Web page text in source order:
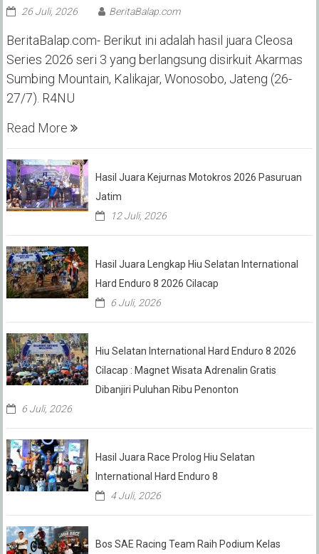
26 Juli, 2026 BeritaBalap.com
BeritaBalap.com- Berikut ini adalah hasil juara Cleosa
Series 2026 seri 3 yang berlangsung disirkuit Akarmas
Sumbing Mountain, Kalikajar, Wonosobo, Jateng (26-
27/7). R4NU
Read More
Hasil Juara Kejurnas Motokros 2026 Pasuruan
Jatim
12 Juli, 2026
Hasil Juara Lengkap Hiu Selatan International
Hard Enduro 8 2026 Cilacap
6 Juli, 2026
Hiu Selatan International Hard Enduro 8 2026
Cilacap : Magnet Wisata Adrenalin Gratis
Dibanjiri Puluhan Ribu Penonton
6 Juli, 2026
Hasil Juara Race Prolog Hiu Selatan
International Hard Enduro 8
4 Juli, 2026
Bos SAE Racing Team Raih Podium Kelas